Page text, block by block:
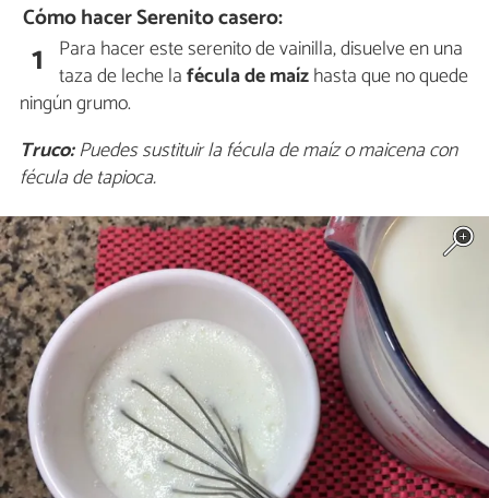
Cómo hacer Serenito casero:
1 Para hacer este serenito de vainilla, disuelve en una
taza de leche lafécula de maízhasta que no quede
ningún grumo.
Truco:Puedes sustituir la fécula de maíz o maicena con
fécula de tapioca.